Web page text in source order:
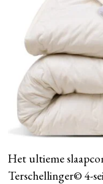
Het ultieme
Terschellinger© 4-